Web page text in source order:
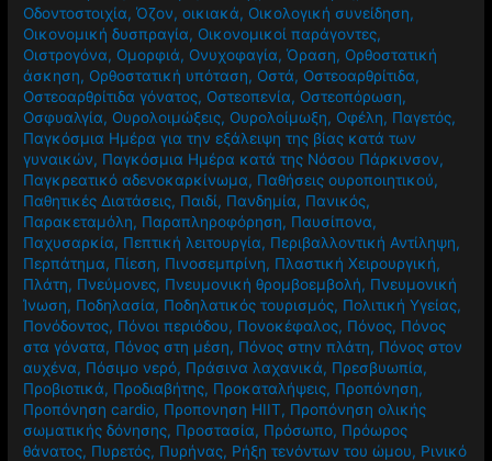
Οδοντοστοιχία,Όζον,οικιακά, Οικολογική συνείδηση,
Οικονομική δυσπραγία, Οικονομικοί παράγοντες,
Οιστρογόνα, Ομορφιά, Ονυχοφαγία,Όραση, Ορθοστατική
άσκηση, Ορθοστατική υπόταση, Οστά, Οστεοαρθρίτιδα,
Οστεοαρθρίτιδα γόνατος, Οστεοπενία, Οστεοπόρωση,
Οσφυαλγία, Ουρολοιμώξεις, Ουρολοίμωξη, Οφέλη, Παγετός,
Παγκόσμια Ημέρα για την εξάλειψη της βίας κατά των
γυναικών, Παγκόσμια Ημέρα κατά της Νόσου Πάρκινσον,
Παγκρεατικό αδενοκαρκίνωμα, Παθήσεις ουροποιητικού,
Παθητικές Διατάσεις, Παιδί, Πανδημία, Πανικός,
Παρακεταμόλη, Παραπληροφόρηση, Παυσίπονα,
Παχυσαρκία, Πεπτική λειτουργία, Περιβαλλοντική Αντίληψη,
Περπάτημα, Πίεση, Πινοσεμπρίνη, Πλαστική Χειρουργική,
Πλάτη, Πνεύμονες, Πνευμονική θρομβοεμβολή, Πνευμονική
Ίνωση, Ποδηλασία, Ποδηλατικός τουρισμός, Πολιτική Υγείας,
Πονόδοντος, Πόνοι περιόδου, Πονοκέφαλος, Πόνος, Πόνος
στα γόνατα, Πόνος στη μέση, Πόνος στην πλάτη, Πόνος στον
αυχένα, Πόσιμο νερό, Πράσινα λαχανικά, Πρεσβυωπία,
Προβιοτικά, Προδιαβήτης, Προκαταλήψεις, Προπόνηση,
Προπόνηση cardio, Προπονηση HIIT, Προπόνηση ολικής
σωματικής δόνησης, Προστασία, Πρόσωπο, Πρόωρος
θάνατος, Πυρετός, Πυρήνας, Ρήξη τενόντων του ώμου, Ρινικό